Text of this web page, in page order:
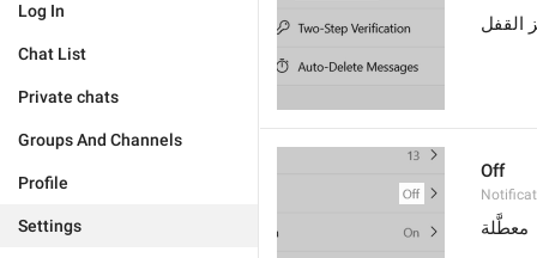
Log In
Chat List
Private chats
Groups And Channels
Profile
Settings
القفل
Off
معطَّلة